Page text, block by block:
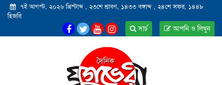
৭ই আগস্ট, ২০২৬ খ্রিস্টাব্দ , ২৩শে শ্রাবণ, ১৪৩৩ বঙ্গাব্দ , ২৪শে সফর, ১৪৪৮
হিজরি
আপনি ও লিখুন
সার্চ